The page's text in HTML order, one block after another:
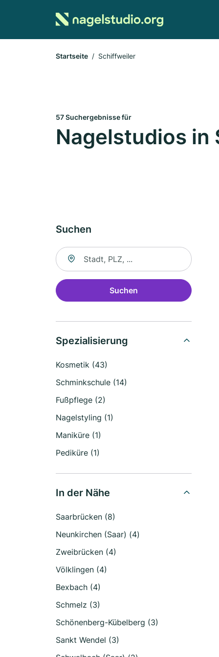
Startseite Schiffweiler
57 Suchergebnisse für
Nagelstudios in
Suchen
Suche nach Ort
Suchen
Spezialisierung
Kosmetik (43)
Schminkschule (14)
Fußpflege (2)
Nagelstyling (1)
Maniküre (1)
Pediküre (1)
In der Nähe
Saarbrücken (8)
Neunkirchen (Saar) (4)
Zweibrücken (4)
Völklingen (4)
Bexbach (4)
Schmelz (3)
Schönenberg-Kübelberg (3)
Sankt Wendel (3)